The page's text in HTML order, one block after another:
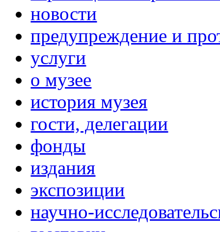
новости
предупреждение и
услуги
о музее
история музея
гости, делегации
фонды
издания
экспозиции
научно-